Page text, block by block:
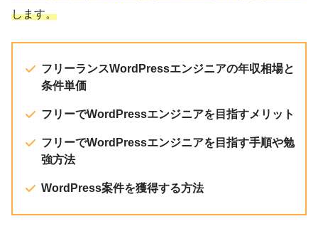
します。
フリーランスWordPressエンジニアの年収相場と
条件単価
フリーでWordPressエンジニアを目指すメリット
フリーでWordPressエンジニアを目指す手順や勉
強方法
WordPress案件を獲得する方法